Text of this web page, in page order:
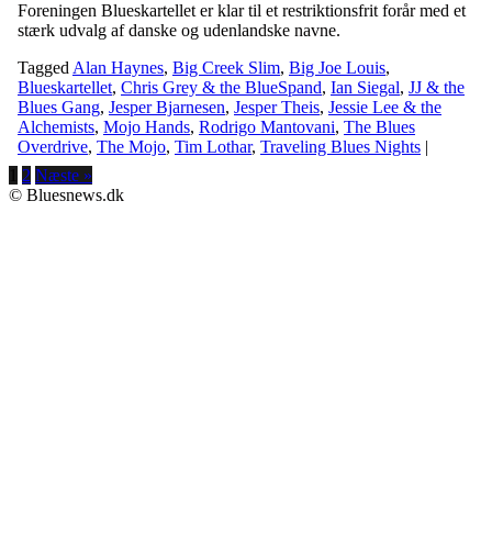
Foreningen Blueskartellet er klar til et restriktionsfrit forår med et
stærk udvalg af danske og udenlandske navne.
Tagged Alan Haynes, Big Creek Slim, Big Joe Louis,
Blueskartellet, Chris Grey & the BlueSpand, Ian Siegal, JJ & the
Blues Gang, Jesper Bjarnesen, Jesper Theis, Jessie Lee & the
Alchemists, Mojo Hands, Rodrigo Mantovani, The Blues
Overdrive, The Mojo, Tim Lothar, Traveling Blues Nights |
2 Næste »
© Bluesnews.dk